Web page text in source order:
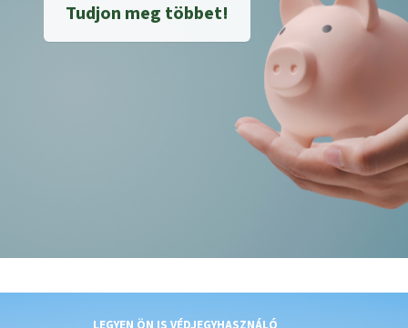
Tudjon meg többet!